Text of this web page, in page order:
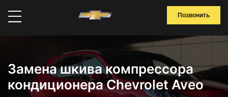
Позвонить
Замена шкива компрессора
кондиционера Chevrolet Aveo